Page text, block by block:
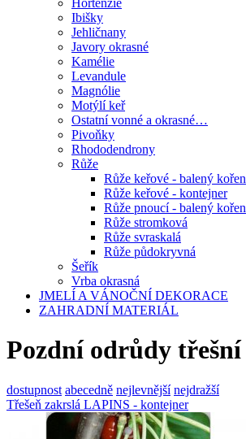
Hortenzie
Ibišky
Jehličnany
Javory okrasné
Kamélie
Levandule
Magnólie
Motýlí keř
Ostatní vonné a okrasné…
Pivoňky
Rhododendrony
Růže
Růže keřové - balený kořen
Růže keřové - kontejner
Růže pnoucí - balený kořen
Růže stromková
Růže svraskalá
Růže půdokryvná
Šeřík
Vrba okrasná
JMELÍ A VÁNOČNÍ DEKORACE
ZAHRADNÍ MATERIÁL
Pozdní odrůdy třešní
dostupnost abecedně nejlevnější nejdražší
Třešeň zakrslá LAPINS - kontejner